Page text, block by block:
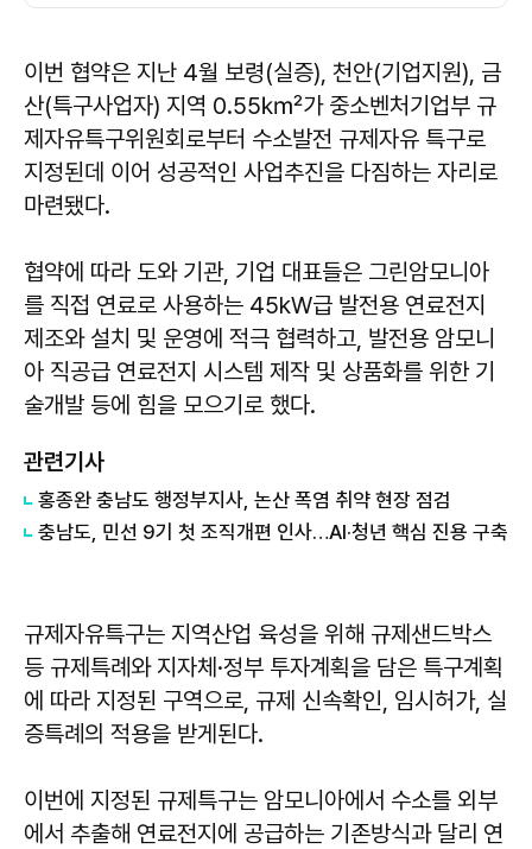
이번 협약은 지난 4월 보령(실증), 천안(기업지원), 금
산(특구사업자) 지역 0.55㎢가 중소벤처기업부 규
제자유특구위원회로부터 수소발전 규제자유 특구로
지정된데 이어 성공적인 사업추진을 다짐하는 자리로
마련됐다.
협약에 따라 도와 기관, 기업 대표들은 그린암모니아
를 직접 연료로 사용하는 45kW급 발전용 연료전지
제조와 설치 및 운영에 적극 협력하고, 발전용 암모니
아 직공급 연료전지 시스템 제작 및 상품화를 위한 기
술개발 등에 힘을 모으기로 했다.
관련기사
홍종완 충남도 행정부지사, 논산 폭염 취약 현장 점검
충남도, 민선 9기 첫 조직개편 인사…AI·청년 핵심 진용 구축
규제자유특구는 지역산업 육성을 위해 규제샌드박스
등 규제특례와 지자체·정부 투자계획을 담은 특구계획
에 따라 지정된 구역으로, 규제 신속확인, 임시허가, 실
증특례의 적용을 받게된다.
이번에 지정된 규제특구는 암모니아에서 수소를 외부
에서 추출해 연료전지에 공급하는 기존방식과 달리 연